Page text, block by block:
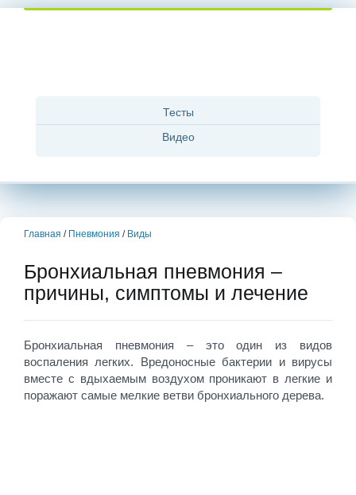
Тесты
Видео
Главная / Пневмония / Виды
Бронхиальная пневмония –
причины, симптомы и лечение
Бронхиальная пневмония – это один из видов
воспаления легких. Вредоносные бактерии и вирусы
вместе с вдыхаемым воздухом проникают в легкие и
поражают самые мелкие ветви бронхиального дерева.